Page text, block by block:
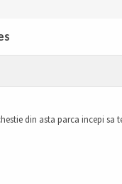
din asta parca incepi sa